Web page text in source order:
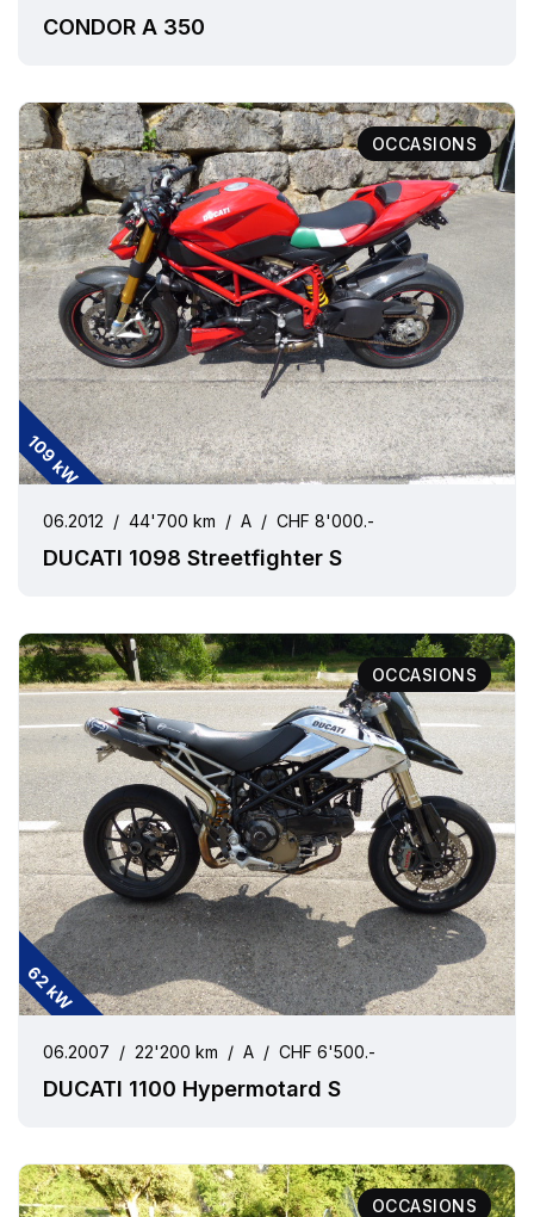
CONDOR A 350
OCCASIONS
109 kW
06.2012 / 44'700 km / A / CHF 8'000.-
DUCATI 1098 Streetfighter S
OCCASIONS
62 kW
06.2007 / 22'200 km / A / CHF 6'500.-
DUCATI 1100 Hypermotard S
OCCASIONS